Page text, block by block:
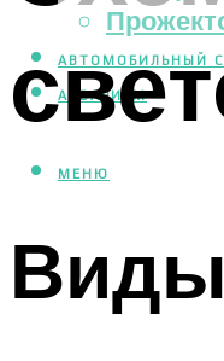
АВТОМОБИЛЬНЫЙ
АКВАРИУМ
МЕНЮ